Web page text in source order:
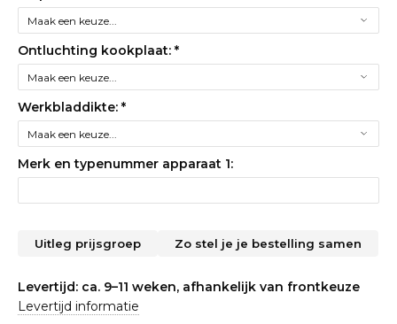
Ontluchting kookplaat: *
Werkbladdikte: *
Merk en typenummer apparaat 1:
Uitleg prijsgroep Zo stel je je bestelling samen
Levertijd: ca. 9–11 weken, afhankelijk van frontkeuze
Levertijd informatie